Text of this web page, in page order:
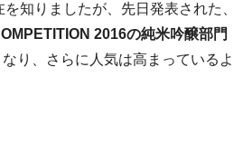
知りましたが、先日発表された、
2016の純米吟醸部門
り、さらに人気は高まっているよ